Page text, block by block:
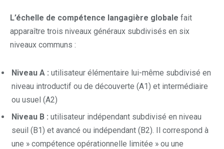
L’échelle de compétence langagière globale fait
apparaître trois niveaux généraux subdivisés en six
niveaux communs :
Niveau A : utilisateur élémentaire lui-même subdivisé en
niveau introductif ou de découverte (A1) et intermédiaire
ou usuel (A2)
Niveau B : utilisateur indépendant subdivisé en niveau
seuil (B1) et avancé ou indépendant (B2). Il correspond à
une » compétence opérationnelle limitée » ou une